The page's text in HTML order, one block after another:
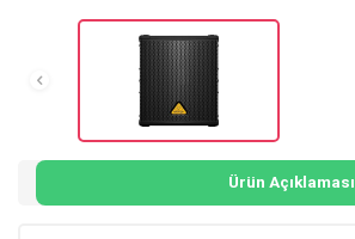
Ürün Açıklaması